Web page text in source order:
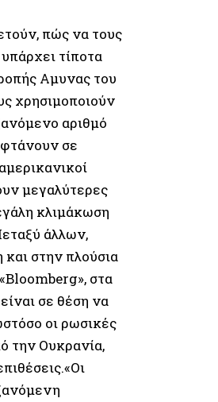
πώς να τους
τίποτα
Αμυνας του
χρησιμοποιούν
αριθμό
σε
μεγαλύτερες
κλιμάκωση
άλλων,
στην πλούσια
στα
σε θέση να
οι ρωσικές
την Ουκρανία,